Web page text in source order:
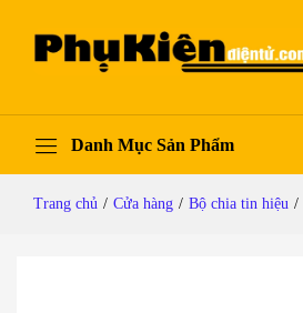
Danh Mục Sản Phẩm
Trang chủ / Cửa hàng / Bộ chia tin hiệu /
Mô tả chi tiết